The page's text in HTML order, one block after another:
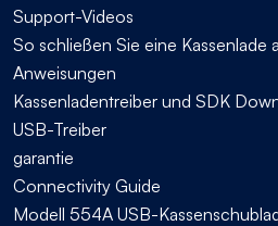
Support-Videos
So schließen Sie eine Kassenlade
Anweisungen
Kassenladentreiber und SDK
USB-Treiber
garantie
Connectivity Guide
Modell 554A USB-